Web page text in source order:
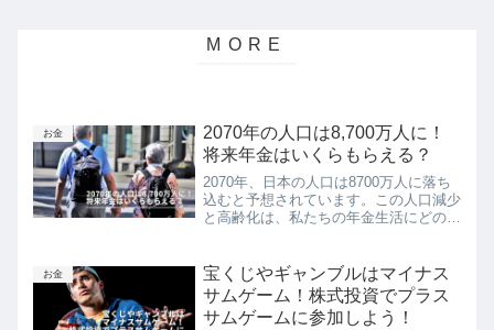
お金
2070年の人口は8,700万人に！
将来年金はいくらもらえる？
2070年、日本の人口は8700万人に落ち
込むと予想されています。この人口減少
と高齢化は、私たちの年金生活にどのよ
ションと、それに対する具体的な対策を
探ります。
お金
宝くじやギャンブルはマイナス
サムゲーム！株式投資でプラス
サムゲームに参加しよう！